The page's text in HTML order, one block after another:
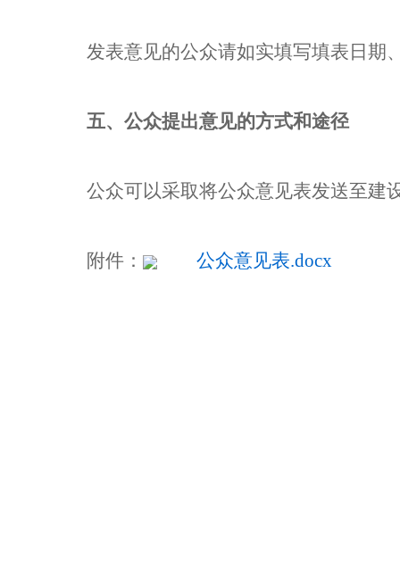
发表意见的公众请如实填写填表日期
五、公众提出意见的方式和途径
公众可以采取将公众意见表发送至建
附件： 公众意见表.docx